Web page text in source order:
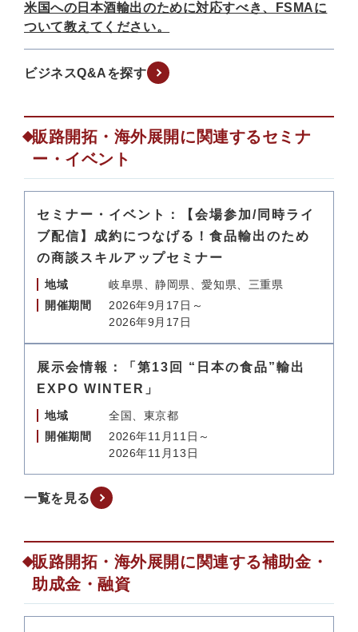
米国への日本酒輸出のために対応すべき、FSMAに
ついて教えてください。
ビジネスQ&Aを探す
販路開拓・海外展開に関連するセミナ
ー・イベント
セミナー・イベント：【会場参加/同時ライ
ブ配信】成約につなげる！食品輸出のため
の商談スキルアップセミナー
地域
岐阜県、静岡県、愛知県、三重県
開催期間
2026年9月17日～
2026年9月17日
展示会情報：「第13回 “日本の食品”輸出
EXPO WINTER」
地域
全国、東京都
開催期間
2026年11月11日～
2026年11月13日
一覧を見る
販路開拓・海外展開に関連する補助金・
助成金・融資